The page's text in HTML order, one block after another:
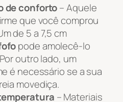
de conforto– Aquele
que você comprou
de 5 a 7,5 cm
pode amolecê-lo
outro lado, um
é necessário se a sua
movediça.
– Materiais